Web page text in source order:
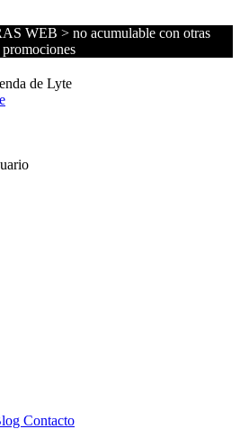
WEB > no acumulable con otras
promociones
Contacto